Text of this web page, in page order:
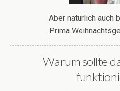
Aber natürlich auch
Prima
Warum sollte